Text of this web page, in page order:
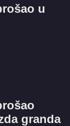
u
granda